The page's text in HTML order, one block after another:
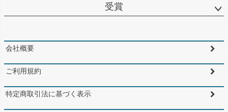
受賞
会社概要
ご利用規約
特定商取引法に基づく表示